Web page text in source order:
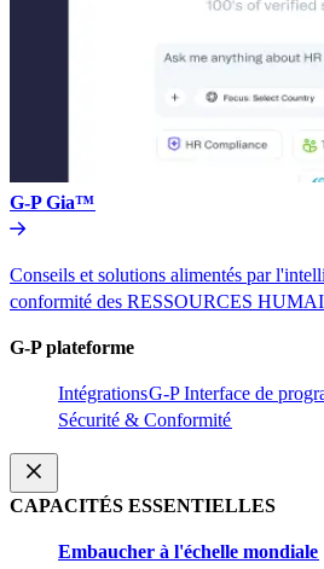
G-P Gia™​​
Conseils et solutions alimentés par
conformité des RESSOURCES
G-P plateforme​​
Intégrations​​G-P Interface de
Sécurité & Conformité​​
CAPACITÉS ESSENTIELLES​​
Embaucher à l'échelle mondiale​​